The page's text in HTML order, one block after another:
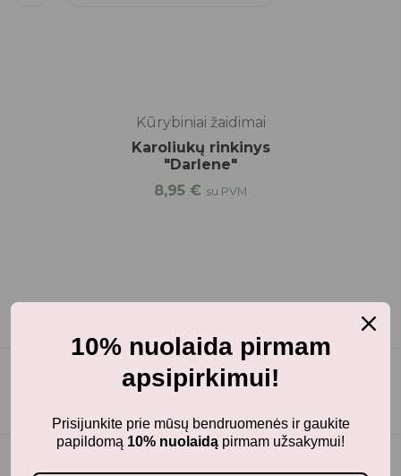
Kūrybiniai žaidimai
Karoliukų rinkinys
"Darlene"
8,95 € su PVM
10% nuolaida pirmam
apsipirkimui!
Prisijunkite prie mūsų bendruomenės ir gaukite
papildomą 10% nuolaidą pirmam užsakymui!